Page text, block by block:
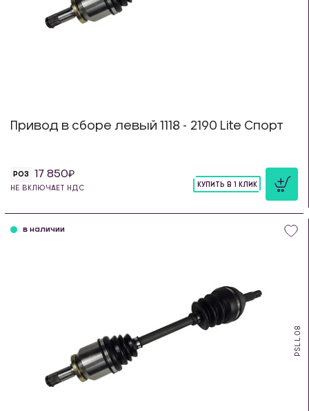
Привод в сборе левый 1118 - 2190 Lite Спорт
РОЗ 17 850
НЕ ВКЛЮЧАЕТ НДС
КУПИТЬ В 1 КЛИК
PSL.L.08
в наличии